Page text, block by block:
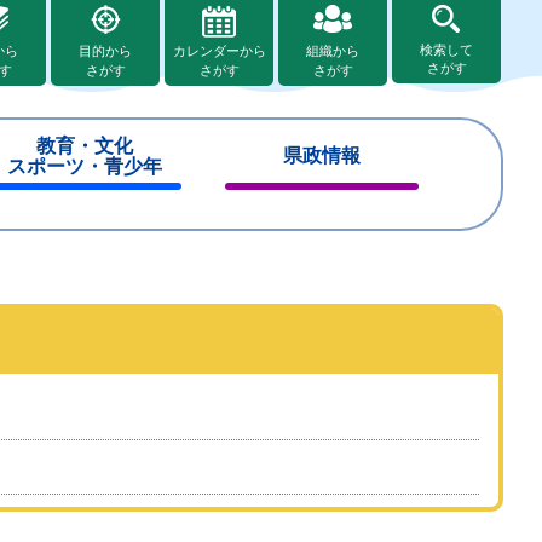
ら
目的から
さがす
カレンダーから
さがす
組織から
さがす
検索して
さがす
教育・文化
スポーツ・青少年
県政情報
じ